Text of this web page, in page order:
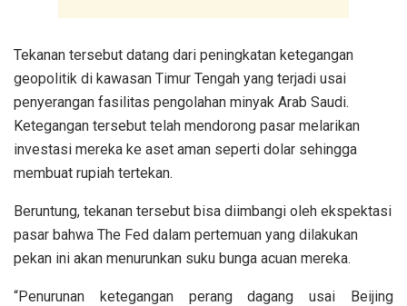
Tekanan tersebut datang dari peningkatan ketegangan
geopolitik di kawasan Timur Tengah yang terjadi usai
penyerangan fasilitas pengolahan minyak Arab Saudi.
Ketegangan tersebut telah mendorong pasar melarikan
investasi mereka ke aset aman seperti dolar sehingga
membuat rupiah tertekan.
Beruntung, tekanan tersebut bisa diimbangi oleh ekspektasi
pasar bahwa The Fed dalam pertemuan yang dilakukan
pekan ini akan menurunkan suku bunga acuan mereka.
“Penurunan ketegangan perang dagang usai Beijing